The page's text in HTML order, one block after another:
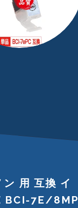
用 互換 イ
BCI-7E/8MP